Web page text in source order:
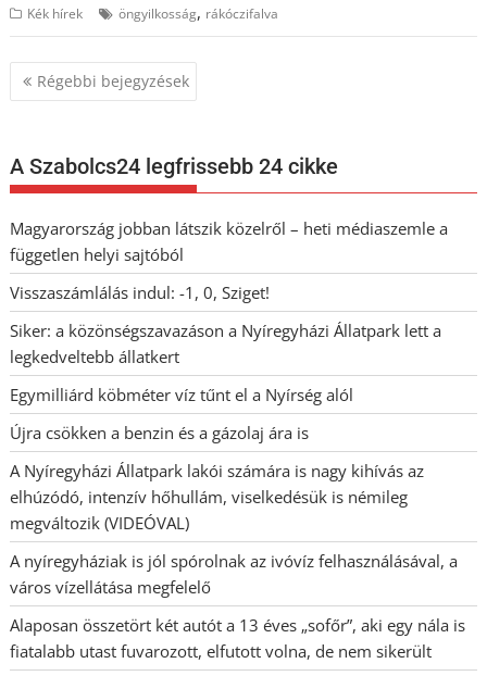
Kék hírek öngyilkosság, rákóczifalva
Bejegyzés
navigáció
Régebbi bejegyzések
A Szabolcs24 legfrissebb 24 cikke
Magyarország jobban látszik közelről – heti médiaszemle a
független helyi sajtóból
Visszaszámlálás indul: -1, 0, Sziget!
Siker: a közönségszavazáson a Nyíregyházi Állatpark lett a
legkedveltebb állatkert
Egymilliárd köbméter víz tűnt el a Nyírség alól
Újra csökken a benzin és a gázolaj ára is
A Nyíregyházi Állatpark lakói számára is nagy kihívás az
elhúzódó, intenzív hőhullám, viselkedésük is némileg
megváltozik (VIDEÓVAL)
A nyíregyháziak is jól spórolnak az ivóvíz felhasználásával, a
város vízellátása megfelelő
Alaposan összetört két autót a 13 éves „sofőr”, aki egy nála is
fiatalabb utast fuvarozott, elfutott volna, de nem sikerült